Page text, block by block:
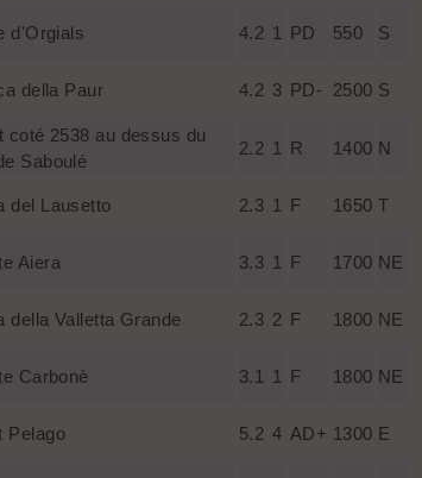
d'Orgials 4.2 1 PD 550 S
della Paur 4.2 3 PD- 2500 S
coté 2538 au dessus du
Saboulé
2.2 1 R 1400 N
del Lausetto 2.3 1 F 1650 T
Aiera 3.3 1 F 1700 NE
della Valletta Grande 2.3 2 F 1800 NE
Carbonè 3.1 1 F 1800 NE
Pelago 5.2 4 AD+ 1300 E